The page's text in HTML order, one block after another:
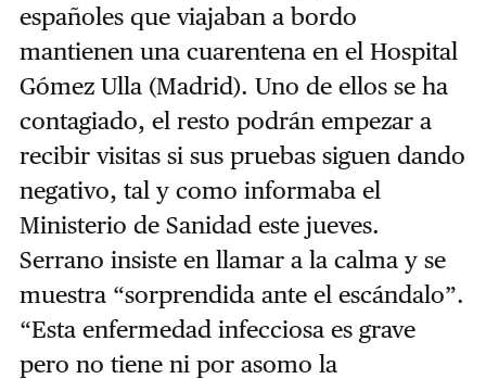
españoles que viajaban a bordo
mantienen una cuarentena en el Hospital
Gómez Ulla (Madrid). Uno de ellos se ha
contagiado, el resto podrán empezar a
recibir visitas si sus pruebas siguen dando
negativo, tal y como informaba el
Ministerio de Sanidad este jueves.
Serrano insiste en llamar a la calma y se
muestra “sorprendida ante el escándalo”.
“Esta enfermedad infecciosa es grave
pero no tiene ni por asomo la